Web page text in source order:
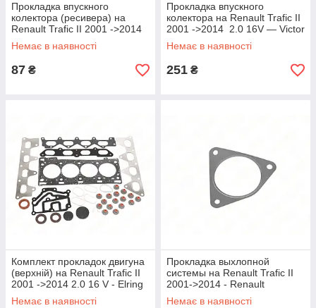
Прокладка впускного
колектора (ресивера) на
Renault Trafic II 2001 ->2014
2.0 16V - ElringKlinger -
EL332030
Немає в наявності
87 ₴
Прокладка впускного
колектора на Renault Trafic II
2001 ->2014 2.0 16V — Victor
Reinz - 71-33513-00
Немає в наявності
251 ₴
Комплект прокладок двигуна
(верхній) на Renault Trafic II
2001 ->2014 2.0 16 V - Elring
Klingger - EL385171
Немає в наявності
Прокладка выхлопной
системы на Renault Trafic II
2001->2014 - Renault
(Оригинал) - 8200030251
Немає в наявності